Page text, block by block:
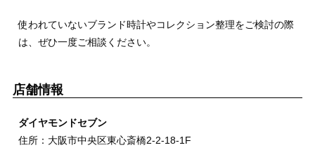
使われていないブランド時計やコレクション整理をご検討の際
は、ぜひ一度ご相談ください。
店舗情報
ダイヤモンドセブン
住所：大阪市中央区東心斎橋2-2-18-1F